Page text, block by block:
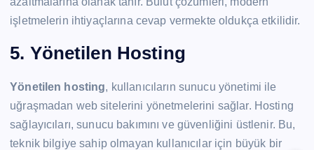
işletmelerin ihtiyaçlarına cevap vermekte oldukça etkilidir.
5. Yönetilen Hosting
Yönetilen hosting, kullanıcıların sunucu yönetimi ile
uğraşmadan web sitelerini yönetmelerini sağlar. Hosting
sağlayıcıları, sunucu bakımını ve güvenliğini üstlenir. Bu,
teknik bilgiye sahip olmayan kullanıcılar için büyük bir